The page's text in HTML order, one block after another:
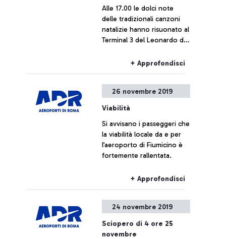
Alle 17.00 le dolci note
delle tradizionali canzoni
natalizie hanno risuonato al
Terminal 3 del Leonardo da
internazionali in partenza.
+ Approfondisci
26 novembre 2019
Viabilità
Si avvisano i passeggeri che
la viabilità locale da e per
l’aeroporto di Fiumicino è
fortemente rallentata.
+ Approfondisci
24 novembre 2019
Sciopero di 4 ore 25
novembre